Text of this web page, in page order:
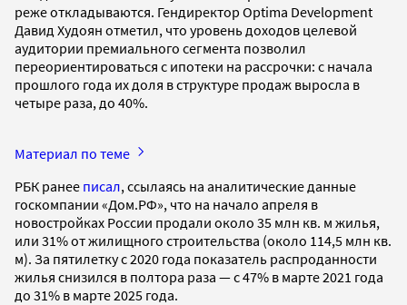
реже откладываются. Гендиректор Optima Development
Давид Худоян отметил, что уровень доходов целевой
аудитории премиального сегмента позволил
переориентироваться с ипотеки на рассрочки: с начала
прошлого года их доля в структуре продаж выросла в
четыре раза, до 40%.
Материал по теме
РБК ранее писал, ссылаясь на аналитические данные
госкомпании «Дом.РФ», что на начало апреля в
новостройках России продали около 35 млн кв. м жилья,
или 31% от жилищного строительства (около 114,5 млн кв.
м). За пятилетку с 2020 года показатель распроданности
жилья снизился в полтора раза — с 47% в марте 2021 года
до 31% в марте 2025 года.